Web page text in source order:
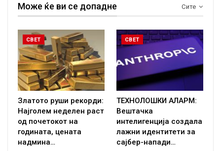
Сите
Може ќе ви се допадне
СВЕТ
Златото руши рекорди:
Најголем неделен раст
од почетокот на
годината, цената
надмина…
СВЕТ
ТЕХНОЛОШКИ АЛАРМ:
Вештачка
интелигенција создала
лажни идентитети за
сајбер-напади…